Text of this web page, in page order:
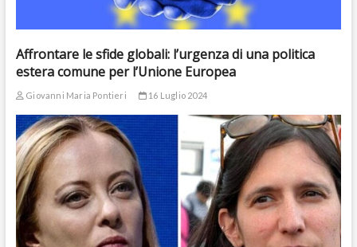
Affrontare le sfide globali: l’urgenza di una politica
estera comune per l’Unione Europea
Giovanni Maria Pontieri 16 Luglio 2024